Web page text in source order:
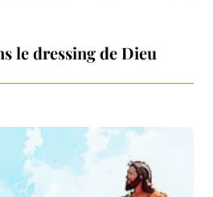
le dressing de Dieu